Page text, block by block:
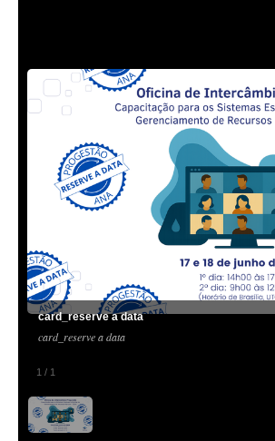
1 / 1
card_reserve a data
card_reserve a data